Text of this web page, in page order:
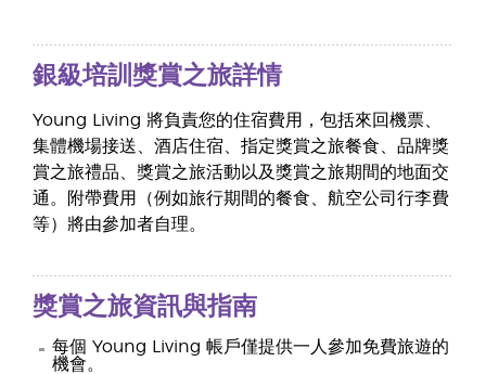
銀級培訓獎賞之旅詳情
Young Living 將負責您的住宿費用，包括來回機票、
集體機場接送、酒店住宿、指定獎賞之旅餐食、品牌獎
賞之旅禮品、獎賞之旅活動以及獎賞之旅期間的地面交
通。附帶費用（例如旅行期間的餐食、航空公司行李費
等）將由參加者自理。
獎賞之旅資訊與指南
每個 Young Living 帳戶僅提供一人參加免費旅遊的
機會。